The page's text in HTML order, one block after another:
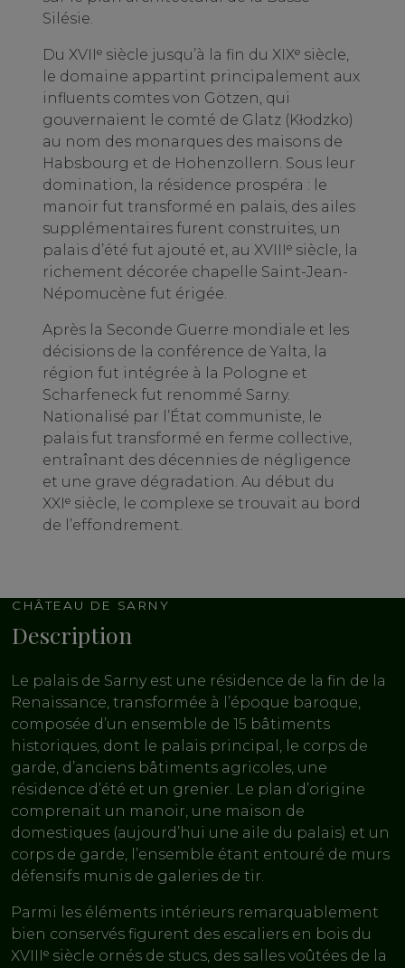
Silésie.
Du XVIIᵉ siècle jusqu’à la fin du XIXᵉ siècle,
le domaine appartint principalement aux
influents comtes von Götzen, qui
gouvernaient le comté de Glatz (Kłodzko)
au nom des monarques des maisons de
Habsbourg et de Hohenzollern. Sous leur
domination, la résidence prospéra : le
manoir fut transformé en palais, des ailes
supplémentaires furent construites, un
palais d’été fut ajouté et, au XVIIIᵉ siècle, la
richement décorée chapelle Saint-Jean-
Népomucène fut érigée.
Après la Seconde Guerre mondiale et les
décisions de la conférence de Yalta, la
région fut intégrée à la Pologne et
Scharfeneck fut renommé Sarny.
Nationalisé par l’État communiste, le
palais fut transformé en ferme collective,
entraînant des décennies de négligence
et une grave dégradation. Au début du
XXIᵉ siècle, le complexe se trouvait au bord
de l’effondrement.
CHÂTEAU DE SARNY
Description
Le palais de Sarny est une résidence de la fin de la
Renaissance, transformée à l’époque baroque,
composée d’un ensemble de 15 bâtiments
historiques, dont le palais principal, le corps de
garde, d’anciens bâtiments agricoles, une
résidence d’été et un grenier. Le plan d’origine
comprenait un manoir, une maison de
domestiques (aujourd’hui une aile du palais) et un
corps de garde, l’ensemble étant entouré de murs
défensifs munis de galeries de tir.
Parmi les éléments intérieurs remarquablement
bien conservés figurent des escaliers en bois du
XVIIIᵉ siècle ornés de stucs, des salles voûtées de la